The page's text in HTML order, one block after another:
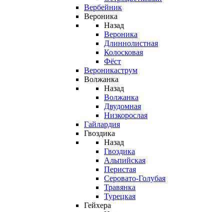
Вербейник
Вероника
Назад
Вероника
Длиннолистная
Колосковая
Фёст
Вероникаструм
Волжанка
Назад
Волжанка
Двудомная
Низкорослая
Гайлардия
Гвоздика
Назад
Гвоздика
Альпийская
Перистая
Серовато-Голубая
Травянка
Турецкая
Гейхера